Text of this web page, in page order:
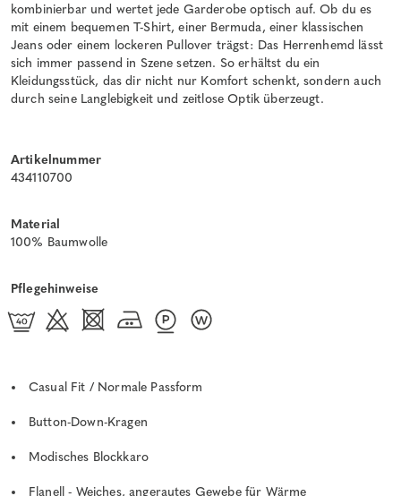
kombinierbar und wertet jede Garderobe optisch auf. Ob du es
mit einem bequemen T-Shirt, einer Bermuda, einer klassischen
Jeans oder einem lockeren Pullover trägst: Das Herrenhemd lässt
sich immer passend in Szene setzen. So erhältst du ein
Kleidungsstück, das dir nicht nur Komfort schenkt, sondern auch
durch seine Langlebigkeit und zeitlose Optik überzeugt.
Artikelnummer
434110700
Material
100% Baumwolle
Pflegehinweise
Casual Fit / Normale Passform
Button-Down-Kragen
Modisches Blockkaro
Flanell - Weiches, angerautes Gewebe für Wärme